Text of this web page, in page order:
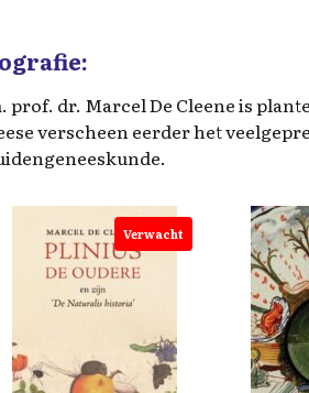
prof. dr. Marcel De Cleene is
verscheen eerder het
Verwacht